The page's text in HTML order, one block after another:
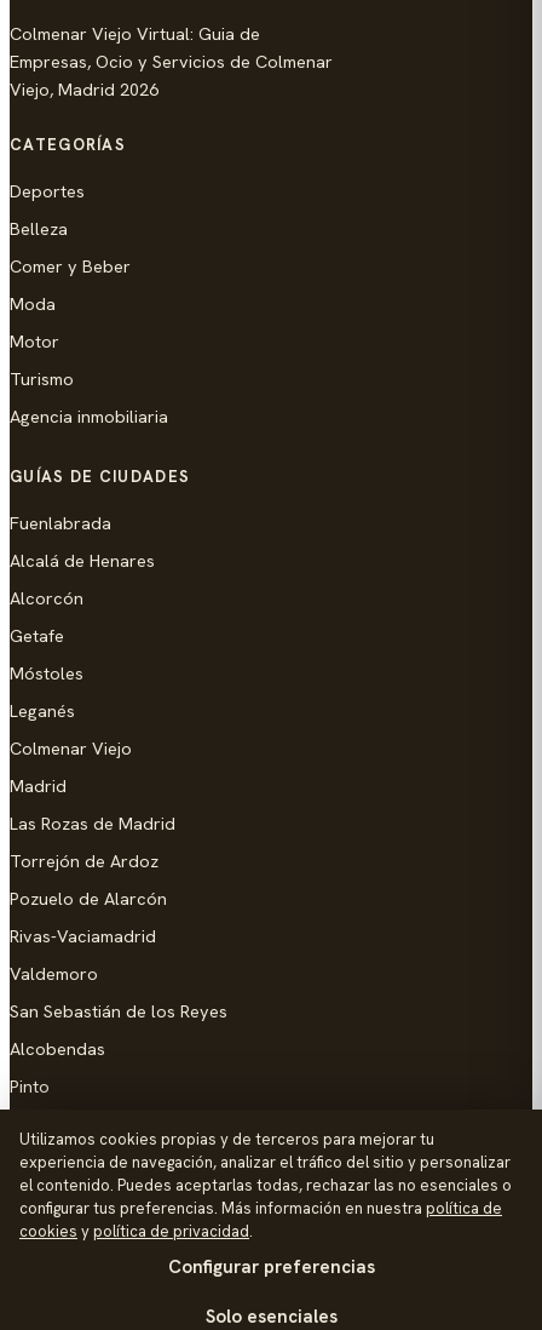
Colmenar Viejo Virtual: Guia de
Empresas, Ocio y Servicios de Colmenar
Viejo, Madrid 2026
CATEGORÍAS
Deportes
Belleza
Comer y Beber
Moda
Motor
Turismo
Agencia inmobiliaria
GUÍAS DE CIUDADES
Fuenlabrada
Alcalá de Henares
Alcorcón
Getafe
Móstoles
Leganés
Colmenar Viejo
Madrid
Las Rozas de Madrid
Torrejón de Ardoz
Pozuelo de Alarcón
Rivas-Vaciamadrid
Valdemoro
San Sebastián de los Reyes
Alcobendas
Pinto
AYUDA
Añadir empresa
Utilizamos cookies propias y de terceros para mejorar tu
experiencia de navegación, analizar el tráfico del sitio y personalizar
el contenido. Puedes aceptarlas todas, rechazar las no esenciales o
configurar tus preferencias. Más información en nuestra política de
cookies ypolítica de privacidad.
Configurar preferencias
Solo esenciales